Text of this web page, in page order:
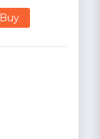
Buy